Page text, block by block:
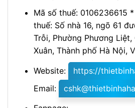
Mã số thuế: 0106236615
thuế: Số nhà 16, ngõ 61
Trỗi, Phường Phương Liệt,
Xuân, Thành phố Hà Nội,
Website:
https://
Email: